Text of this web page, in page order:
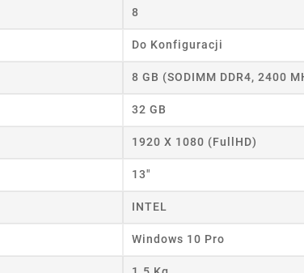
8
Do Konfiguracji
8 GB (SODIMM DDR4, 2400
32 GB
1920 X 1080 (FullHD)
13"
INTEL
Windows 10 Pro
życzeń